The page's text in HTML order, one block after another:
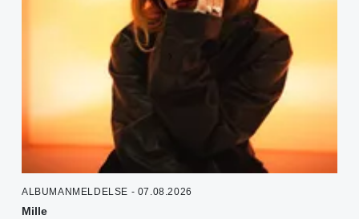
ALBUMANMELDELSE - 07.08.2026
Mille